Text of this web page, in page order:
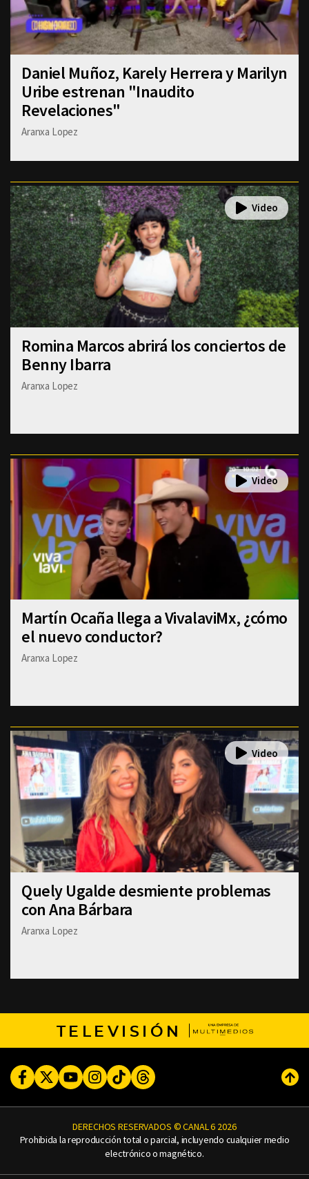
Daniel Muñoz, Karely Herrera y Marilyn
Uribe estrenan "Inaudito
Revelaciones"
Aranxa Lopez
Romina Marcos abrirá los conciertos de
Benny Ibarra
Aranxa Lopez
Martín Ocaña llega a VivalaviMx, ¿cómo
el nuevo conductor?
Aranxa Lopez
Quely Ugalde desmiente problemas
con Ana Bárbara
Aranxa Lopez
TELEVISIÓN
FacebookTwitterYoutubeInstagram
TikTokThreads
DERECHOS RESERVADOS © CANAL 6 2026
Prohibida la reproducción total o parcial, incluyendo cualquier medio
electrónico o magnético.